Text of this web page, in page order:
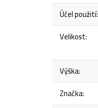
Účel použití:
Velikost:
Výška:
Značka: